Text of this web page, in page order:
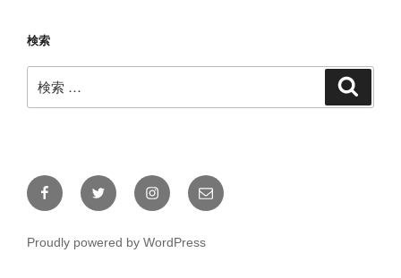
検索
索:
FacebookTwitter Instagramメ
ー
Proudly powered by WordPress